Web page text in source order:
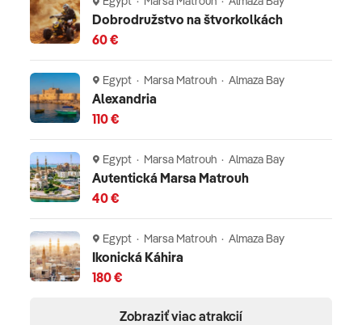
Dobrodružstvo na štvorkolkách
60 €
Egypt · Marsa Matrouh · Almaza Bay
Alexandria
110 €
Egypt · Marsa Matrouh · Almaza Bay
Autentická Marsa Matrouh
40 €
Egypt · Marsa Matrouh · Almaza Bay
Ikonická Káhira
180 €
Zobraziť viac atrakcií